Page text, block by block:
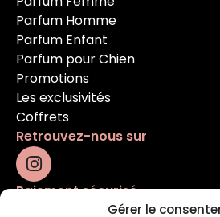
Gérer le
Parfum Homme
Parfum Enfant
Parfum pour Chien
Promotions
Les exclusivités
Coffrets
Retrouvez-nous sur
Paiement sécurisé